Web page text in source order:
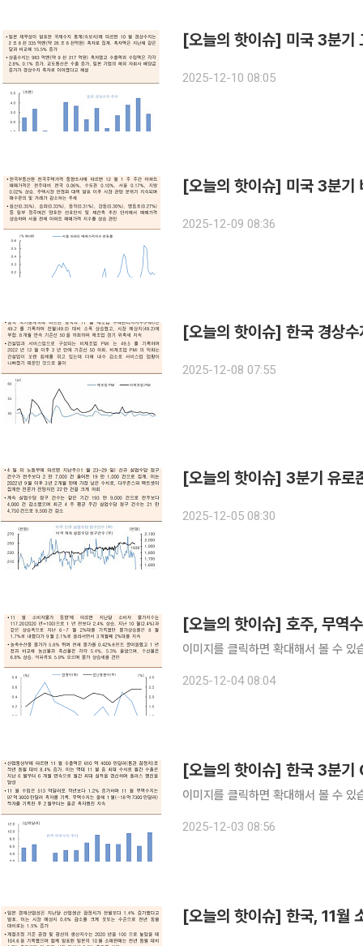
[오늘의 핫이슈] 미국 3분기
2025-12-10 08:05
[오늘의 핫이슈] 미국 3분기
2025-12-09 08:36
[오늘의 핫이슈] 한국 경상수
2025-12-08 07:55
[오늘의 핫이슈] 3분기 유로
2025-12-05 08:30
[오늘의 핫이슈] 호주, 무역
이미지를 클릭하면 확대해서 볼 수 있
2025-12-04 08:04
[오늘의 핫이슈] 한국 3분기
이미지를 클릭하면 확대해서 볼 수 있
2025-12-03 08:56
[오늘의 핫이슈] 한국, 11월